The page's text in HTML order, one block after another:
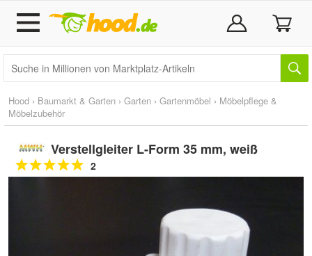
Hood › Baumarkt & Garten › Garten › Gartenmöbel › Möbelpflege &
Möbelzubehör
Verstellgleiter L-Form 35 mm, weiß
2